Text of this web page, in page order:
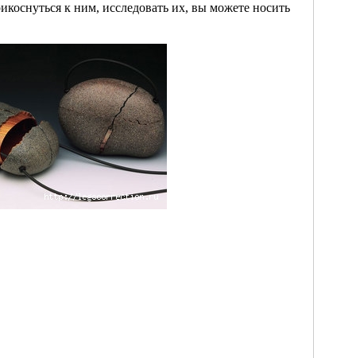
к ним, исследовать их, вы можете носить